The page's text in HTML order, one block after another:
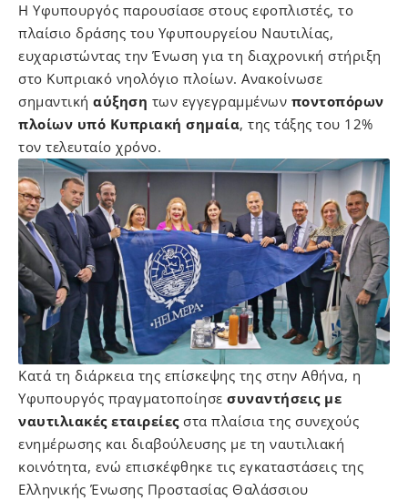
Η Υφυπουργός παρουσίασε στους εφοπλιστές, το
πλαίσιο δράσης του Υφυπουργείου Ναυτιλίας,
ευχαριστώντας την Ένωση για τη διαχρονική στήριξη
στο Κυπριακό νηολόγιο πλοίων. Ανακοίνωσε
σημαντική αύξηση των εγγεγραμμένων ποντοπόρων
πλοίων υπό Κυπριακή σημαία, της τάξης του 12%
τον τελευταίο χρόνο.
Κατά τη διάρκεια της επίσκεψης της στην Αθήνα, η
Υφυπουργός πραγματοποίησε συναντήσεις με
ναυτιλιακές εταιρείεςστα πλαίσια της συνεχούς
ενημέρωσης και διαβούλευσης με τη ναυτιλιακή
κοινότητα, ενώ επισκέφθηκε τις εγκαταστάσεις της
Ελληνικής Ένωσης Προστασίας Θαλάσσιου